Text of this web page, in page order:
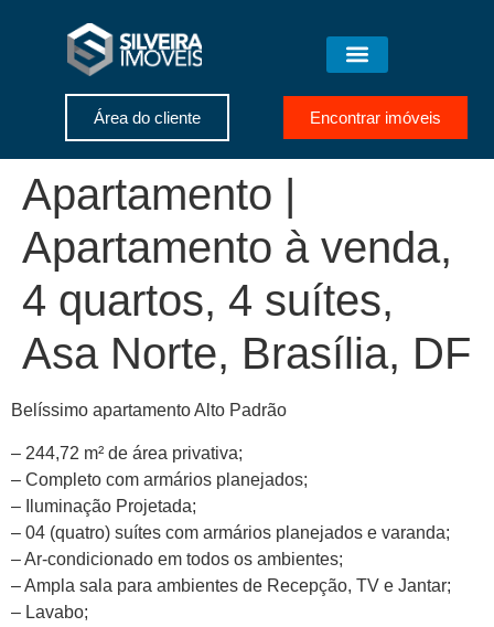
Área do cliente Encontrar imóveis
Apartamento |
Apartamento à venda,
4 quartos, 4 suítes,
Asa Norte, Brasília, DF
Belíssimo apartamento Alto Padrão
– 244,72 m² de área privativa;
– Completo com armários planejados;
– Iluminação Projetada;
– 04 (quatro) suítes com armários planejados e varanda;
– Ar-condicionado em todos os ambientes;
– Ampla sala para ambientes de Recepção, TV e Jantar;
– Lavabo;